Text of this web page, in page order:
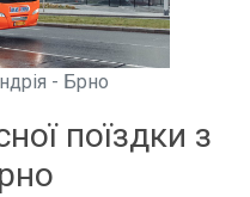
- Брно
поїздки з